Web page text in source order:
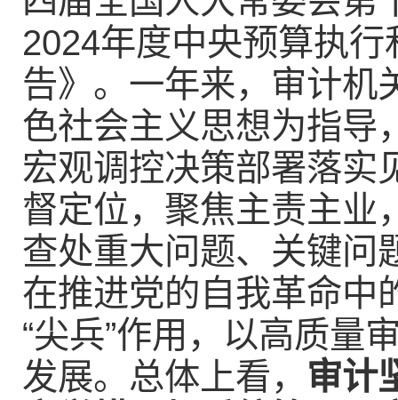
学校主页
2024年度中央预算执
告》。一年来，审计机
色社会主义思想为指导
宏观调控决策部署落实
督定位，聚焦主责主业
查处重大问题、关键问
在推进党的自我革命中
“尖兵”作用，以高质量
发展。总体上看， 审计